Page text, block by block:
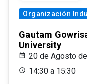
Organización
Gautam
University
20 de Agosto
14:30 a 15:30